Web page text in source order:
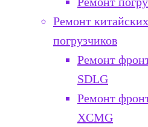
Ремонт
погрузчиков
Ремонт
SDLG
Ремонт
XCMG